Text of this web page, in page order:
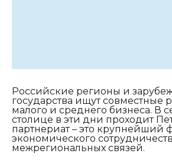
Российские регионы и
государства ищут совместные
малого и среднего бизнеса. В
столице в эти дни проходит
партнериат – это крупнейший
экономического
межрегиональных связей.